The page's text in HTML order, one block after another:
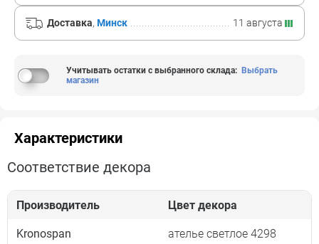
Доставка, Минск 11 августа
Учитывать остатки с выбранного склада: Выбрать
магазин
Характеристики
Соответствие декора
Производитель Цвет декора
Kronospan ателье светлое 4298